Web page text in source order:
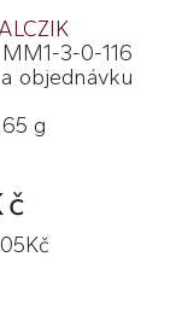
3-0-116
objednávku
g